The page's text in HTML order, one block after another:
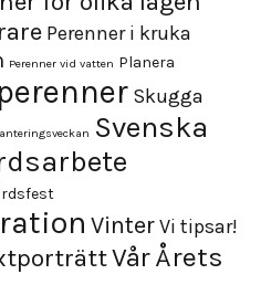
Perenner i kruka
Perenner vid vatten Planera
Skugga
Svenska
VinterVi tipsar!
VårÅrets